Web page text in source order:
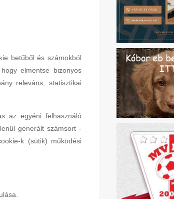
betűből és számokból
elmentse bizonyos
releváns, statisztikai
az egyéni felhasználó
generált számsort -
k (sütik) működési